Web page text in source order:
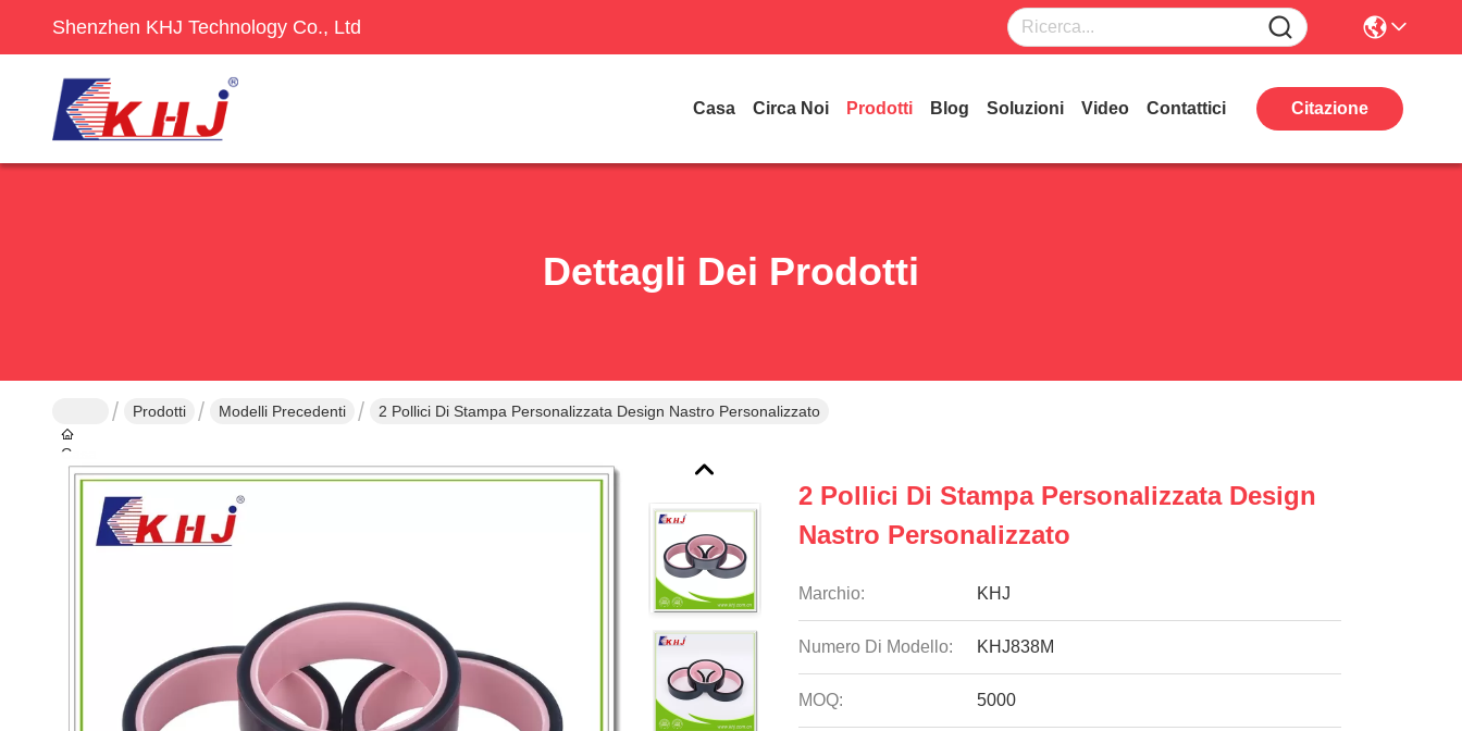
Shenzhen KHJ Technology Co., Ltd
Casa Circa Noi Prodotti Blog Soluzioni Video Contattici Citazione
Dettagli Dei Prodotti
Casa
Prodotti Modelli Precedenti 2 Pollici Di Stampa Personalizzata Design Nastro Personalizzato
2 Pollici Di Stampa Personalizzata Design
Nastro Personalizzato
Marchio: KHJ
Numero Di Modello: KHJ838M
MOQ: 5000